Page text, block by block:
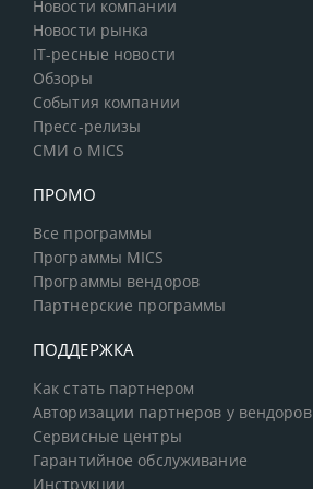
Новости компании
Новости рынка
IT-ресные новости
Обзоры
События компании
Пресс-релизы
СМИ о MICS
ПРОМО
Все программы
Программы MICS
Программы вендоров
Партнерские программы
ПОДДЕРЖКА
Как стать партнером
Авторизации партнеров у вендоров
Сервисные центры
Гарантийное обслуживание
Инструкции